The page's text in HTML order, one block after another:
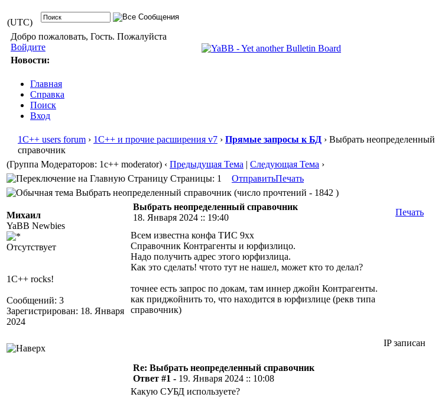
(UTC)
Добро пожаловать, Гость. Пожалуйста
Войдите
Новости:
Главная
Справка
Поиск
Вход
1С++ users forum › 1С++ и прочие расширения v7 › Прямые запросы к БД › Выбрать неопределенный
справочник
(Группа Модераторов: 1c++ moderator) ‹ Предыдущая Тема | Следующая Тема ›
Страницы: 1
ОтправитьПечать
Выбрать неопределенный справочник (число прочтений - 1842 )
Михаил
YaBB Newbies
Отсутствует
1C++ rocks!
Сообщений: 3
Зарегистрирован: 18. Января
2024
Выбрать неопределенный справочник
18. Января 2024 :: 19:40
Печать
Всем известна конфа ТИС 9хх
Справочник Контрагенты и юрфизлицо.
Надо получить адрес этого юрфизлица.
Как это сделать! чтото тут не нашел, может кто то делал?
точнее есть запрос по докам, там иннер джойн Контрагенты.
как приджойнить то, что находится в юрфизлице (рекв типа
справочник)
IP записан
Re: Выбрать неопределенный справочник
Ответ #1 - 19. Января 2024 :: 10:08
Какую СУБД используете?